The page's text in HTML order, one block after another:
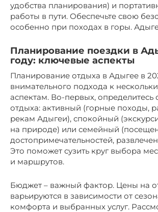
удобства планирования) и
работы в пути. Обеспечьте свою
особенно при походах в горы.
Планирование поездки в
году: ключевые аспекты
Планирование отдыха в Адыгее в
внимательного подхода к
аспектам. Во-первых, определитесь
отдыха: активный (горные походы,
рекам Адыгеи), спокойный
на природе) или семейный
достопримечательностей,
Это поможет сузить круг выбора
и маршрутов.
Бюджет – важный фактор. Цены на
варьируются в зависимости от
комфорта и выбранных услуг.